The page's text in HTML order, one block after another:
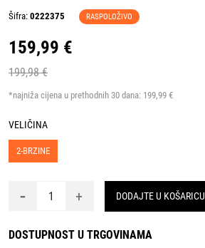
Šifra: 0222375 RASPOLOŽIVO
159,99 €
199,98 €
*najniža cijena u prethodnih 30 dana: 199,99 €
VELIČINA
2-BRZINE
- + DODAJTE U KOŠARICU
DOSTUPNOST U TRGOVINAMA